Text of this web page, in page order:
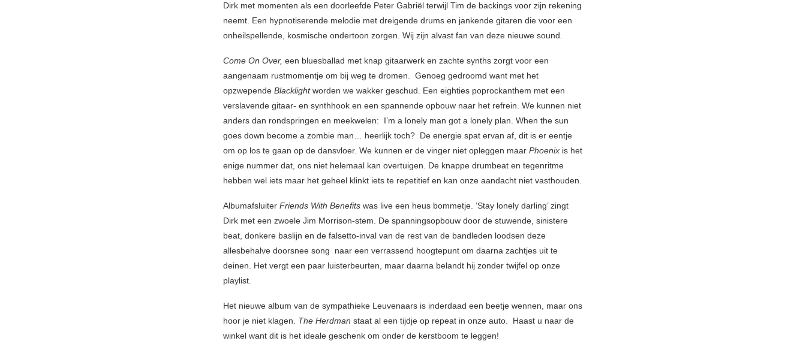
Dirk met momenten als een doorleefde Peter Gabriël terwijl Tim de backings voor zijn rekening
neemt. Een hypnotiserende melodie met dreigende drums en jankende gitaren die voor een
onheilspellende, kosmische ondertoon zorgen. Wij zijn alvast fan van deze nieuwe sound.
Come On Over, een bluesballad met knap gitaarwerk en zachte synths zorgt voor een
aangenaam rustmomentje om bij weg te dromen. Genoeg gedroomd want met het
opzwepende Blacklightworden we wakker geschud. Een eighties poprockanthem met een
verslavende gitaar- en synthhook en een spannende opbouw naar het refrein. We kunnen niet
anders dan rondspringen en meekwelen: I’m a lonely man got a lonely plan. When the sun
goes down become a zombie man… heerlijk toch? De energie spat ervan af, dit is er eentje
om op los te gaan op de dansvloer. We kunnen er de vinger niet opleggen maar Phoenix is het
enige nummer dat, ons niet helemaal kan overtuigen. De knappe drumbeat en tegenritme
hebben wel iets maar het geheel klinkt iets te repetitief en kan onze aandacht niet vasthouden.
Albumafsluiter Friends With Benefits was live een heus bommetje. ‘Stay lonely darling’ zingt
Dirk met een zwoele Jim Morrison-stem. De spanningsopbouw door de stuwende, sinistere
beat, donkere baslijn en de falsetto-inval van de rest van de bandleden loodsen deze
allesbehalve doorsnee song naar een verrassend hoogtepunt om daarna zachtjes uit te
deinen. Het vergt een paar luisterbeurten, maar daarna belandt hij zonder twijfel op onze
playlist.
Het nieuwe album van de sympathieke Leuvenaars is inderdaad een beetje wennen, maar ons
hoor je niet klagen. The Herdman staat al een tijdje op repeat in onze auto. Haast u naar de
winkel want dit is het ideale geschenk om onder de kerstboom te leggen!